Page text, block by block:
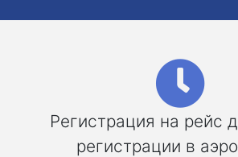
Регистрация на рейс
регистрации в